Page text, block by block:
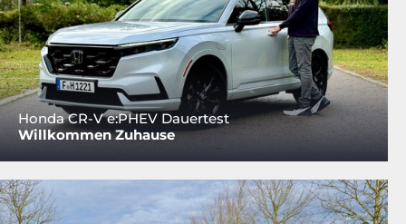
Honda CR-V e:PHEV Dauertest
Willkommen Zuhause